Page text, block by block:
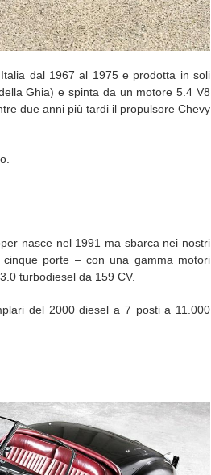
dal 1967 al 1975 e prodotta in soli
Ghia) e spinta da un motore 5.4 V8
due anni più tardi il propulsore Chevy
nasce nel 1991 ma sbarca nei nostri
porte – con una gamma motori
turbodiesel da 159 CV.
del 2000 diesel a 7 posti a 11.000